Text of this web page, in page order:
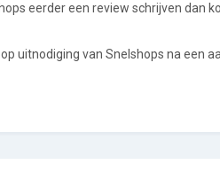
eerder een review schrijven dan
uitnodiging van Snelshops na een